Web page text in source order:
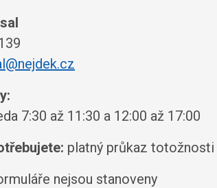
7:30 až 11:30 a 12:00 až 17:00
platný průkaz totožnosti
nejsou stanoveny